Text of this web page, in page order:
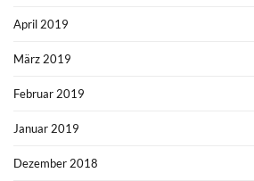
April 2019
März 2019
Februar 2019
Januar 2019
Dezember 2018